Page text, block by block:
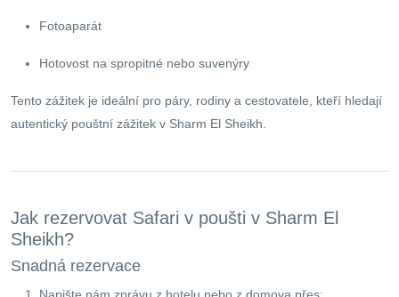
Fotoaparát
Hotovost na spropitné nebo suvenýry
Tento zážitek je ideální pro páry, rodiny a cestovatele, kteří hledají
autentický pouštní zážitek v Sharm El Sheikh.
Jak rezervovat Safari v poušti v Sharm El
Sheikh?
Snadná rezervace